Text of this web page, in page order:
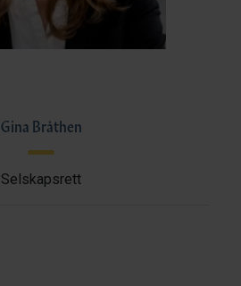
Gina Bråthen
Selskapsrett